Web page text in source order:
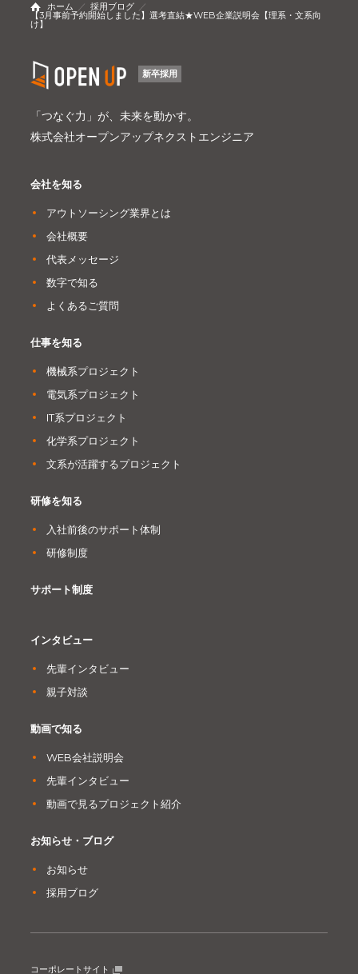
ホーム 採用ブログ
【3月事前予約開始しました】選考直結★WEB企業説明会【理系・文系向
け】
会社を知る
アウトソーシング業界とは
会社概要
代表メッセージ
数字で知る
よくあるご質問
仕事を知る
機械系プロジェクト
電気系プロジェクト
IT系プロジェクト
化学系プロジェクト
文系が活躍するプロジェクト
研修を知る
入社前後のサポート体制
研修制度
サポート制度
インタビュー
先輩インタビュー
親子対談
動画で知る
WEB会社説明会
先輩インタビュー
動画で見るプロジェクト紹介
お知らせ・ブログ
お知らせ
採用ブログ
新卒採用
「つなぐ力」が、未来を動かす。
株式会社オープンアップネクストエンジニア
コーポレートサイト